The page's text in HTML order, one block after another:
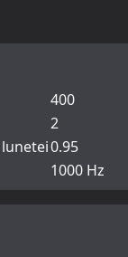
400
2
0.95
1000 Hz